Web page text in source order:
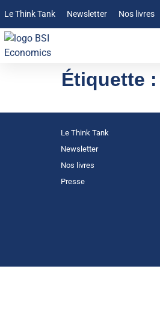
Le Think Tank Newsletter Nos livres
Étiquette :
Le Think Tank
Newsletter
Nos livres
Presse